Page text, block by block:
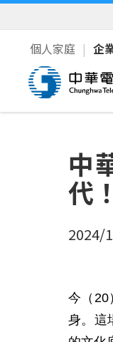
個人家庭 企
中
代！
2024/
今（ 20
身。這